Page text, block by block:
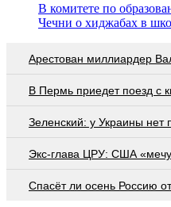
В комитете по
Чечни о хиджабах в
Арестован миллиардер
В Пермь приедет поезд с
Зеленский: у Украины нет
Экс-глава ЦРУ: США
Спасёт ли осень Россию